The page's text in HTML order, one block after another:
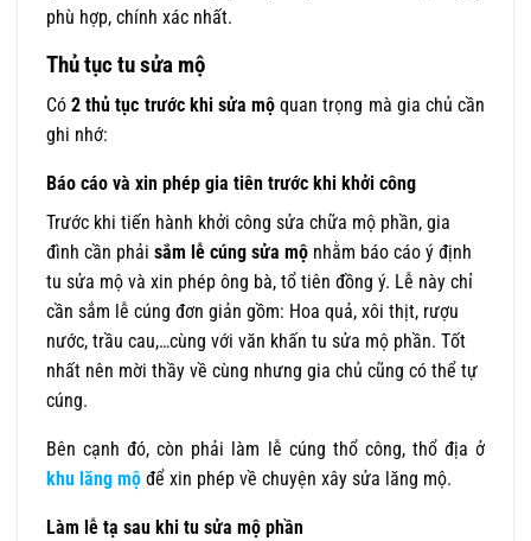
phù hợp, chính xác nhất.
Thủ tục tu sửa mộ
Có2 thủ tục trước khi sửa mộ quan trọng mà gia chủ cần
ghi nhớ:
Báo cáo và xin phép gia tiên trước khi khởi công
Trước khi tiến hành khởi công sửa chữa mộ phần, gia
đình cần phải sắm lễ cúng sửa mộ nhằm báo cáo ý định
tu sửa mộ và xin phép ông bà, tổ tiên đồng ý. Lễ này chỉ
cần sắm lễ cúng đơn giản gồm: Hoa quả, xôi thịt, rượu
nước, trầu cau,…cùng với văn khấn tu sửa mộ phần. Tốt
nhất nên mời thầy về cùng nhưng gia chủ cũng có thể tự
cúng.
Bên cạnh đó, còn phải làm lễ cúng thổ công, thổ địa ở
khu lăng mộ để xin phép về chuyện xây sửa lăng mộ.
Làm lễ tạ sau khi tu sửa mộ phần